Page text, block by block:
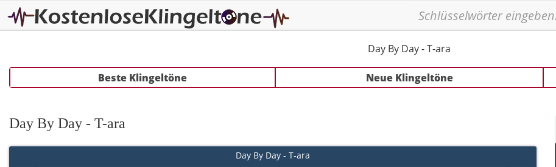
Day By Day - T-ara
Beste Klingeltöne Neue Klingeltöne
Day By Day - T-ara
Day By Day - T-ara